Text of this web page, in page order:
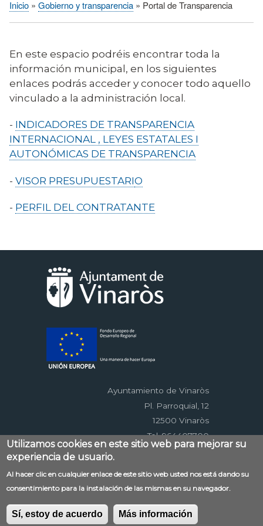
Sobrescribir
ayuda
a
la
navegación
Inicio Gobierno y transparencia Portal de Transparencia
En este espacio podréis encontrar toda la
información municipal, en los siguientes
enlaces podrás acceder y conocer todo aquello
vinculado a la administración local.
- INDICADORES DE TRANSPARENCIA
INTERNACIONAL , LEYES ESTATALES I
AUTONÓMICAS DE TRANSPARENCIA
- VISOR PRESUPUESTARIO
- PERFIL DEL CONTRATANTE
Ayuntamiento de Vinaròs
Pl. Parroquial, 12
12500 Vinaròs
Tel. 964407700
Menú
al
pie
Contacto Aviso legal
Mapa web
Accessibilitat
Política de privacidad
RSS
EDUSI
Utilizamos cookies en este sitio web para mejorar su
experiencia de usuario.
Al hacer clic en cualquier enlace de este sitio web usted nos está dando su
consentimiento para la instalación de las mismas en su navegador.
Sí, estoy de acuerdo Más información